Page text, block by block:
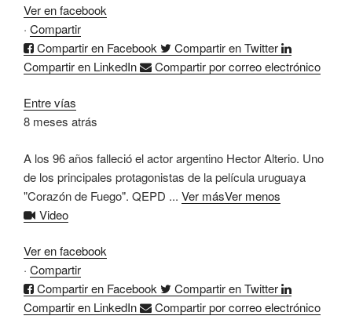
Ver en facebook
· Compartir
Compartir en Facebook
Compartir en Twitter
Compartir en LinkedIn
Compartir por correo electrónico
Entre vías
8 meses atrás
A los 96 años falleció el actor argentino Hector Alterio. Uno
de los principales protagonistas de la película uruguaya
"Corazón de Fuego". QEPD ... Ver másVer menos
Video
Ver en facebook
· Compartir
Compartir en Facebook
Compartir en Twitter
Compartir en LinkedIn
Compartir por correo electrónico